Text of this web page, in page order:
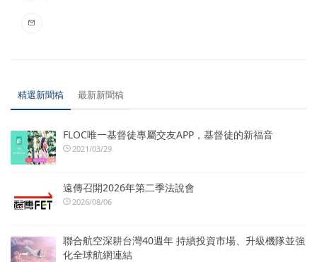
精選新聞稿 最新新聞稿
FLOC唯一基督徒專屬交友APP，基督徒的新福音
2021/03/29
遠傳召開2026年第二季法說會
2026/08/06
聯合航空深耕台灣40週年 持續投資市場、升級機隊並強
化全球航網連結